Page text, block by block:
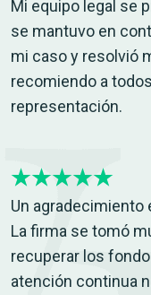
Mi equipo legal se
se mantuvo en
mi caso y resolvió
recomiendo a
representación.
Un agradecimiento
La firma se tomó
recuperar los
atención continua